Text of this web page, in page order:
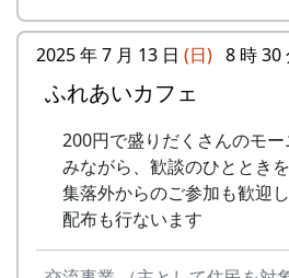
稲刈りの日、田んぼでオリジ
する棚田コンサート。
毎年曲を創り出演してきまし
夏のイメージを色濃く出した
水田に降り注ぐ“雨”と“太陽
支えているのだと実感させら
ベント」でした。（ポン四郎
5
なんとなく聴く
うた
リア
6 あしたは帰ろう
7
蒼い⾵〜棚
⽥'99〜
⾥へ
- H CORPORATION
HCORPORATION(II)
5
メシアとポン四郎バ
ンド
-
メシアとポン四郎バ
2025 年 7 月 13 日 (日) 8 時 30
ふれあいカフェ
200円で盛りだくさんのモ
みながら、歓談のひととき
集落外からのご参加も歓迎
配布も行ないます